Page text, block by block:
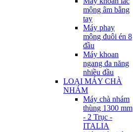
mộng âm bằng
tay
Máy phay
mộng đuôi én 8
đầu
Máy khoan
ngang đa năng
nhiều đầu
LOẠI MÁY CHÀ
NHÁM
Máy chà nhám
thùng 1300 mm
- 2 Trục -
ITALIA